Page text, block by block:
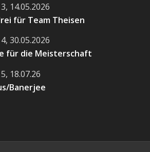
14.05.2026
für Team Theisen
30.05.2026
für die Meisterschaft
18.07.26
Banerjee